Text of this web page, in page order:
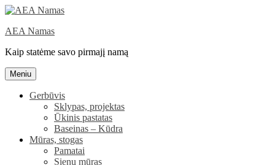
Eiti
turinio
AEA Namas
Kaip statėme savo pirmajį namą
Meniu
Gerbūvis
Sklypas, projektas
Ūkinis pastatas
Baseinas – Kūdra
Mūras, stogas
Pamatai
Sienų mūras